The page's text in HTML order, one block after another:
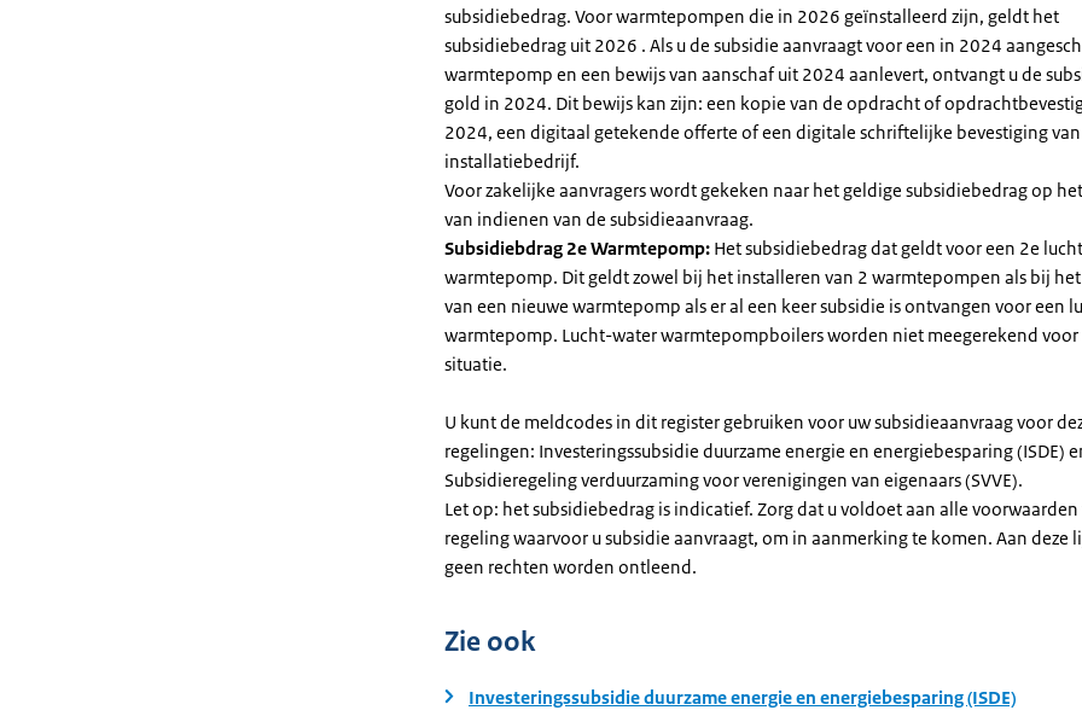
subsidiebedrag. Voor warmtepompen die in 2026 geïnstalleerd zijn, geldt het
subsidiebedrag uit 2026 . Als u de subsidie aanvraagt voor een in 2024
warmtepomp en een bewijs van aanschaf uit 2024 aanlevert, ontvangt u de
gold in 2024. Dit bewijs kan zijn: een kopie van de opdracht of
2024, een digitaal getekende offerte of een digitale schriftelijke bevestiging
installatiebedrijf.
Voor zakelijke aanvragers wordt gekeken naar het geldige subsidiebedrag op
van indienen van de subsidieaanvraag.
Subsidiebdrag 2e Warmtepomp: Het subsidiebedrag dat geldt voor een 2e
warmtepomp. Dit geldt zowel bij het installeren van 2 warmtepompen als bij
van een nieuwe warmtepomp als er al een keer subsidie is ontvangen voor een
warmtepomp. Lucht-water warmtepompboilers worden niet meegerekend voor
situatie.
U kunt de meldcodes in dit register gebruiken voor uw subsidieaanvraag voor
regelingen: Investeringssubsidie duurzame energie en energiebesparing (ISDE)
Subsidieregeling verduurzaming voor verenigingen van eigenaars (SVVE).
Let op: het subsidiebedrag is indicatief. Zorg dat u voldoet aan alle voorwaarden
regeling waarvoor u subsidie aanvraagt, om in aanmerking te komen. Aan deze
geen rechten worden ontleend.
Zie ook
Investeringssubsidie duurzame energie en energiebesparing (ISDE)